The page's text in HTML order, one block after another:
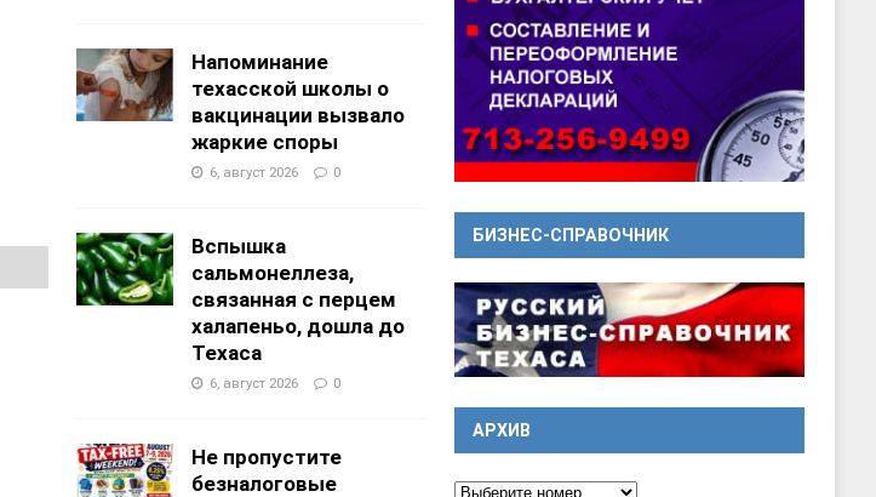
Напоминание
техасской школы о
вакцинации вызвало
жаркие споры
6, август 2026 0
Вспышка
сальмонеллеза,
связанная с перцем
халапеньо, дошла до
Техаса
6, август 2026 0
Не пропустите
безналоговые
БИЗНЕС-СПРАВОЧНИК
АРХИВ